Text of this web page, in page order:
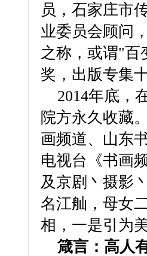
员，石家庄市
业委员会顾问
之称，或谓"百
奖，出版专集
2014年底，
院方永久收藏
画频道、山东
电视台《书画
及京剧丶摄影
名江舢，母女
相，一是引为
箴言：高人